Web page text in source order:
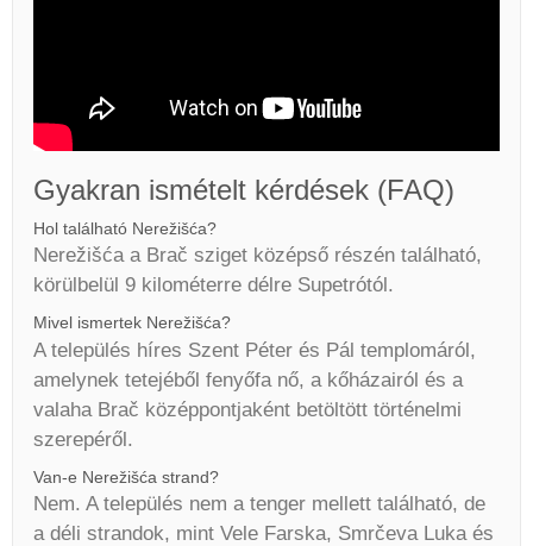
Gyakran ismételt kérdések (FAQ)
Hol található Nerežišća?
Nerežišća a Brač sziget középső részén található,
körülbelül 9 kilométerre délre Supetrótól.
Mivel ismertek Nerežišća?
A település híres Szent Péter és Pál templomáról,
amelynek tetejéből fenyőfa nő, a kőházairól és a
valaha Brač középpontjaként betöltött történelmi
szerepéről.
Van-e Nerežišća strand?
Nem. A település nem a tenger mellett található, de
a déli strandok, mint Vele Farska, Smrčeva Luka és